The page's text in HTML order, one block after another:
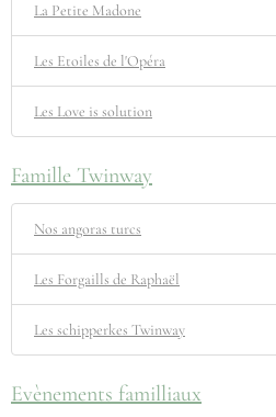
La Petite Madone
Les Etoiles de l'Opéra
Les Love is solution
Famille Twinway
Nos angoras turcs
Les Forgaills de Raphaël
Les schipperkes Twinway
Evènements familliaux